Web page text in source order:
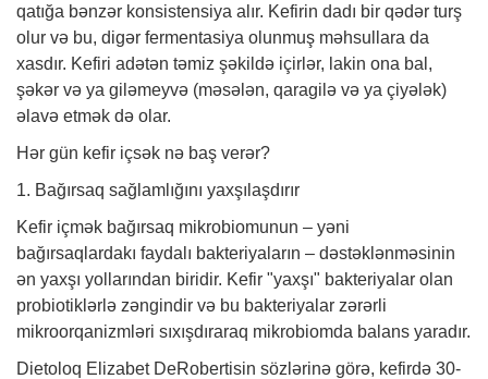
qatığa bənzər konsistensiya alır. Kefirin dadı bir qədər turş
olur və bu, digər fermentasiya olunmuş məhsullara da
xasdır. Kefiri adətən təmiz şəkildə içirlər, lakin ona bal,
şəkər və ya giləmeyvə (məsələn, qaragilə və ya çiyələk)
əlavə etmək də olar.
Hər gün kefir içsək nə baş verər?
1. Bağırsaq sağlamlığını yaxşılaşdırır
Kefir içmək bağırsaq mikrobiomunun – yəni
bağırsaqlardakı faydalı bakteriyaların – dəstəklənməsinin
ən yaxşı yollarından biridir. Kefir "yaxşı" bakteriyalar olan
probiotiklərlə zəngindir və bu bakteriyalar zərərli
mikroorqanizmləri sıxışdıraraq mikrobiomda balans yaradır.
Dietoloq Elizabet DeRobertisin sözlərinə görə, kefirdə 30-